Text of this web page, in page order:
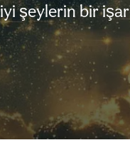
iyi şeylerin bir